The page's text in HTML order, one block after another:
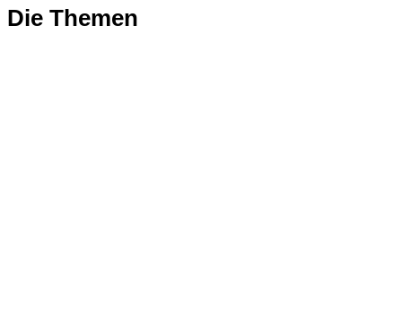
Die Themen